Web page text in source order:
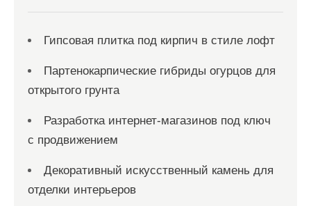
м
Гипсовая плитка под кирпич в стиле лофт
Партенокарпические гибриды огурцов для
открытого грунта
Разработка интернет-магазинов под ключ
с продвижением
Декоративный искусственный камень для
отделки интерьеров